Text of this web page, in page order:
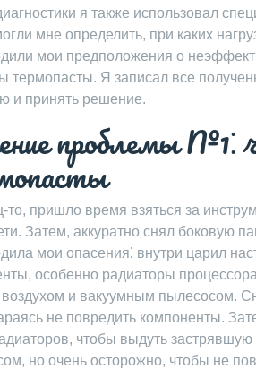
я также использовал
мне определить, при каких
мои предположения о
термопасты. Я записал все
и принять решение.
проблемы №1⁚
то, пришло время взяться за
Затем, аккуратно снял боковую
мои опасения⁚ внутри царил
особенно радиаторы
и вакуумным пылесосом.
не повредить компоненты.
чтобы выдуть
но очень осторожно, чтобы не